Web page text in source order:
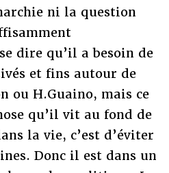
ni la question
dire qu’il a besoin de
et fins autour de
ou H.Guaino, mais ce
qu’il vit au fond de
la vie, c’est d’éviter
Donc il est dans un